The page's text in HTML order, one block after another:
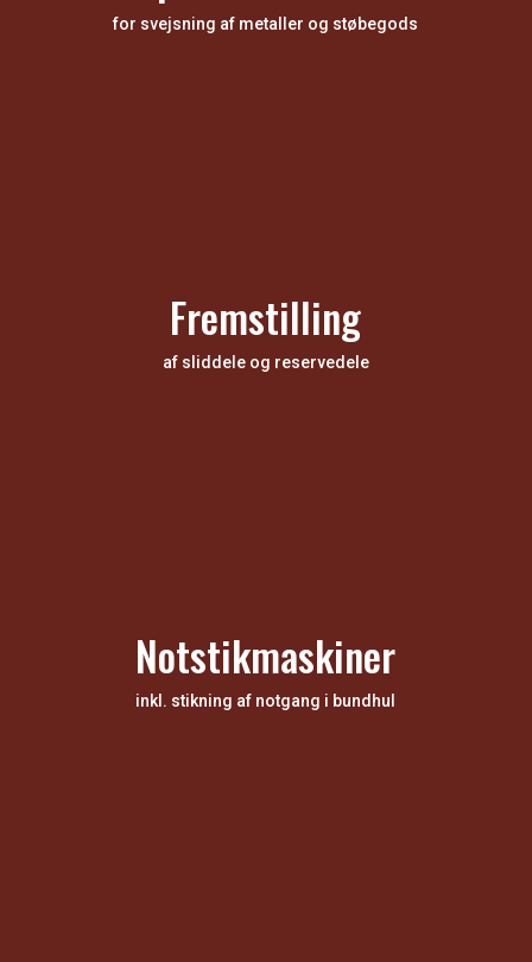
for svejsning af metaller og støbegods
Fremstilling
af sliddele og reservedele
Notstikmaskiner
inkl. stikning af notgang i bundhul